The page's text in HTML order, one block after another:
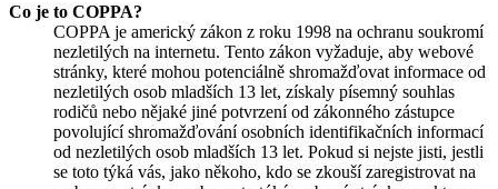
Co je to COPPA?
COPPA je americký zákon z roku 1998 na ochranu soukromí
nezletilých na internetu. Tento zákon vyžaduje, aby webové
stránky, které mohou potenciálně shromažďovat informace od
nezletilých osob mladších 13 let, získaly písemný souhlas
rodičů nebo nějaké jiné potvrzení od zákonného zástupce
povolující shromažďování osobních identifikačních informací
od nezletilých osob mladších 13 let. Pokud si nejste jisti, jestli
se toto týká vás, jako někoho, kdo se zkouší zaregistrovat na